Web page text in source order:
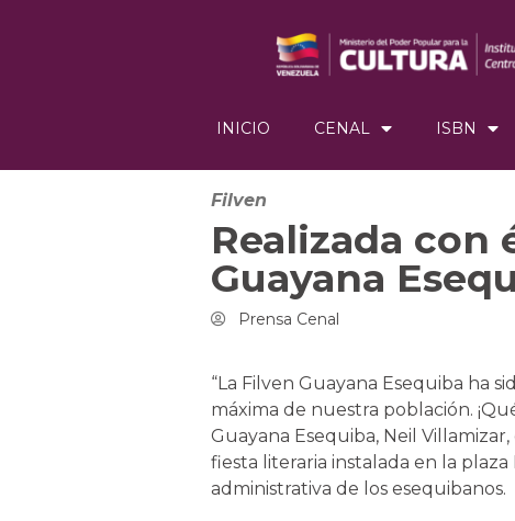
INICIO CENAL ISBN
Filven
Realizada con
Guayana
Prensa Cenal
“La Filven Guayana Esequiba ha
máxima de nuestra población.
Guayana Esequiba, Neil
fiesta literaria instalada en la
administrativa de los esequibanos.